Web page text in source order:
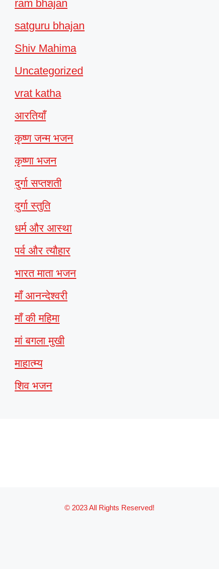
ram bhajan
satguru bhajan
Shiv Mahima
Uncategorized
vrat katha
आरतियाँ
कृष्ण जन्म भजन
कृष्णा भजन
दुर्गा सप्तशती
दुर्गा स्तुति
धर्म और आस्था
पर्व और त्यौहार
भारत माता भजन
माँ आनन्देश्वरी
माँ की महिमा
मां बगला मुखी
माहात्म्य
शिव भजन
© 2023 All Rights Reserved!